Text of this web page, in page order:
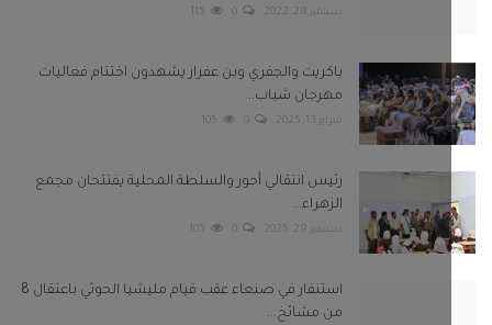
0
115
باكريت والجفري وبن عفرار يشهدون اختتام فعاليات
مهرجان شباب...
فبراير 13, 2025 0
105
رئيس انتقالي أحور والسلطة المحلية يفتتحان مجمع
الزهراء...
سبتمبر 29, 2025 0
105
استنفار في صنعاء عقب قيام مليشيا الحوثي باعتقال 8
من مشائخ...